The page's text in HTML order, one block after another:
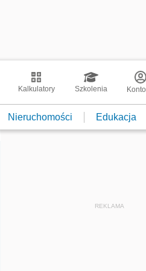
Kalkulatory Szkolenia Konto
Nieruchomości Edukacja
REKLAMA